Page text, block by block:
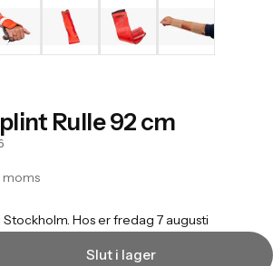
Rulle 92 cm
moms
Hos er fredag 7 augusti
Slut i lager